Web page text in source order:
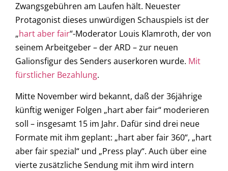
Zwangsgebühren am Laufen hält. Neuester
Protagonist dieses unwürdigen Schauspiels ist der
„hart aber fair“-Moderator Louis Klamroth, der von
seinem Arbeitgeber – der ARD – zur neuen
Galionsfigur des Senders auserkoren wurde. Mit
fürstlicher Bezahlung.
Mitte November wird bekannt, daß der 36jährige
künftig weniger Folgen „hart aber fair“ moderieren
soll – insgesamt 15 im Jahr. Dafür sind drei neue
Formate mit ihm geplant: „hart aber fair 360“, „hart
aber fair spezial“ und „Press play“. Auch über eine
vierte zusätzliche Sendung mit ihm wird intern